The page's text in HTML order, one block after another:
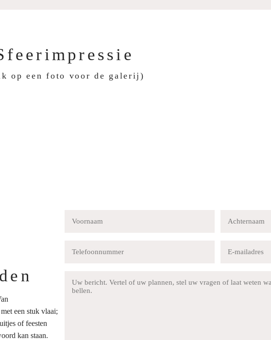
op een foto voor de galerij)
een stuk vlaai;
of feesten
kan staan.